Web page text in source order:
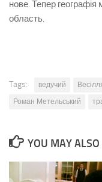
нове. Тепер
область.
Tags: ведучий
Роман Метельський
YOU MAY ALSO